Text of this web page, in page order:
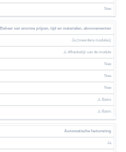
Nee
Beheer van enorme prijzen, tijd en materialen, abonnementen
Ja (meerdere modules)
⚠️ Afhankelijk van de module
Nee
Nee
Nee
⚠️ Basis
⚠️ Basis
Automatische facturering
Ja